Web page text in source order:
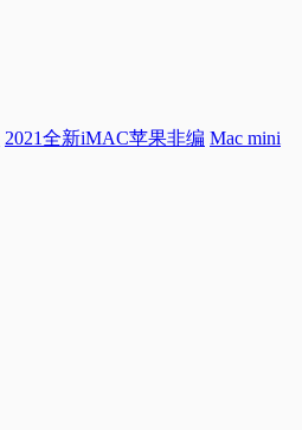
2021全新iMAC苹果非编 Mac mini